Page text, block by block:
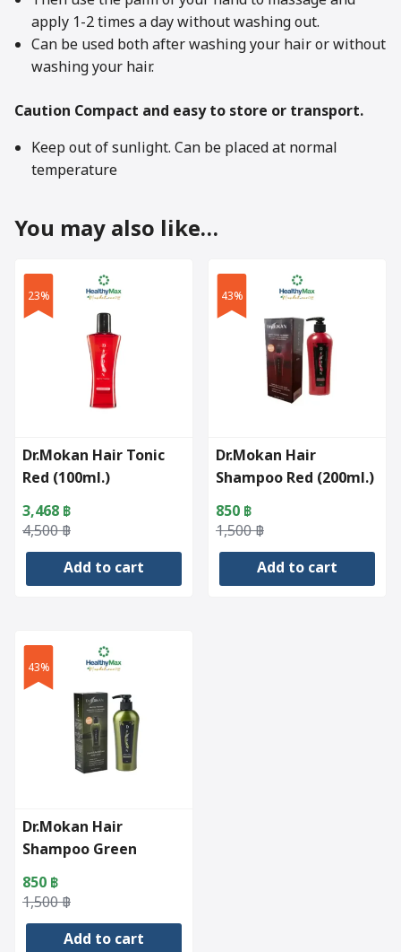
apply 1-2 times a day without washing out.
Can be used both after washing your hair or without
washing your hair.
Caution Compact and easy to store or transport.
Keep out of sunlight. Can be placed at normal
temperature
You may also like…
23%
Dr.Mokan Hair Tonic
Red (100ml.)
4,500฿
Original
price
3,468 ฿
Current
price
Add to cart
43%
Dr.Mokan Hair
Shampoo Red (200ml.)
1,500฿
Original
price
850 ฿
Current
price
Add to cart
43%
Dr.Mokan Hair
Shampoo Green
(200ml.)
1,500฿
Original
price
850 ฿
Current
price
Add to cart